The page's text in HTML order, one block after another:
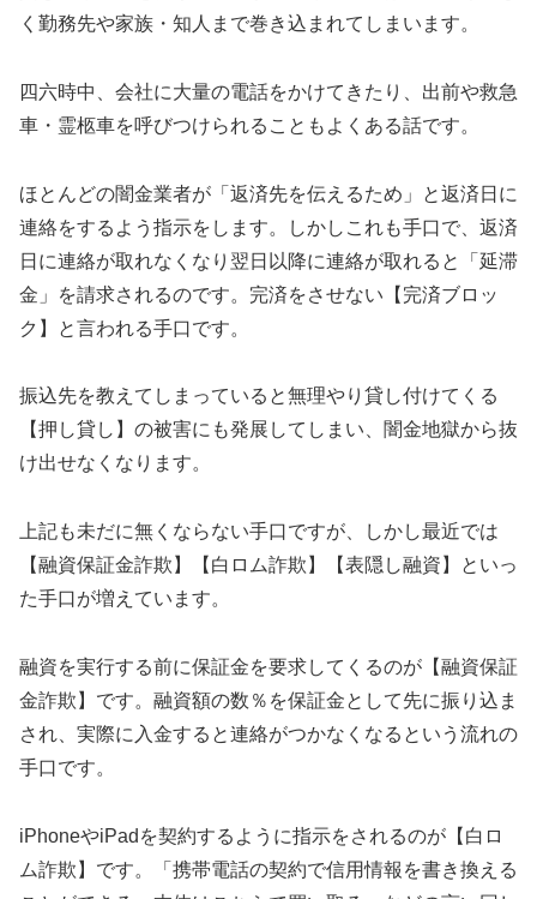
く勤務先や家族・知人まで巻き込まれてしまいます。
四六時中、会社に大量の電話をかけてきたり、出前や救急
車・霊柩車を呼びつけられることもよくある話です。
ほとんどの闇金業者が「返済先を伝えるため」と返済日に
連絡をするよう指示をします。しかしこれも手口で、返済
日に連絡が取れなくなり翌日以降に連絡が取れると「延滞
金」を請求されるのです。完済をさせない【完済ブロッ
ク】と言われる手口です。
振込先を教えてしまっていると無理やり貸し付けてくる
【押し貸し】の被害にも発展してしまい、闇金地獄から抜
け出せなくなります。
上記も未だに無くならない手口ですが、しかし最近では
【融資保証金詐欺】【白ロム詐欺】【表隠し融資】といっ
た手口が増えています。
融資を実行する前に保証金を要求してくるのが【融資保証
金詐欺】です。融資額の数％を保証金として先に振り込ま
され、実際に入金すると連絡がつかなくなるという流れの
手口です。
iPhoneやiPadを契約するように指示をされるのが【白ロ
ム詐欺】です。「携帯電話の契約で信用情報を書き換える